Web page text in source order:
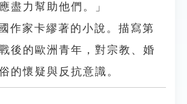
盡力幫助他們。」
作家卡繆著的小說。描寫第
後的歐洲青年，對宗教、婚
的懷疑與反抗意識。